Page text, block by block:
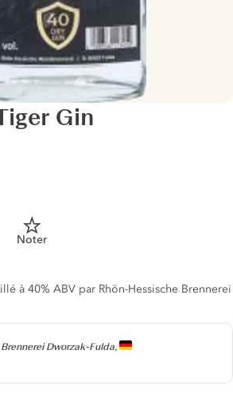
Gin
Noter
Dworzak-Fulda,
à 40% ABV par Rhön-Hessische Brennerei